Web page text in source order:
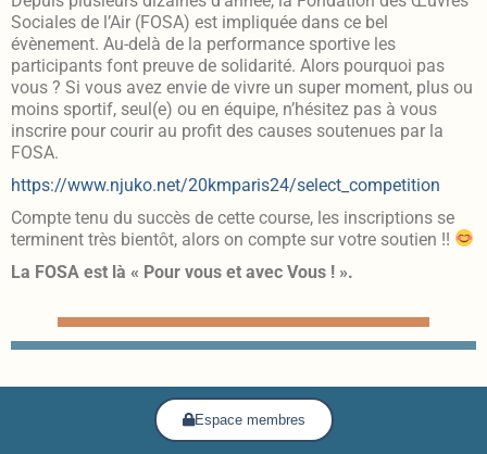
Sociales de l’Air (FOSA) est impliquée dans ce bel
évènement. Au-delà de la performance sportive les
participants font preuve de solidarité. Alors pourquoi pas
vous ? Si vous avez envie de vivre un super moment, plus ou
moins sportif, seul(e) ou en équipe, n’hésitez pas à vous
inscrire pour courir au profit des causes soutenues par la
FOSA.
https://www.njuko.net/20kmparis24/select_competition
Compte tenu du succès de cette course, les inscriptions se
terminent très bientôt, alors on compte sur votre soutien !!
La FOSA est là « Pour vous et avec Vous ! ».
Espace membres